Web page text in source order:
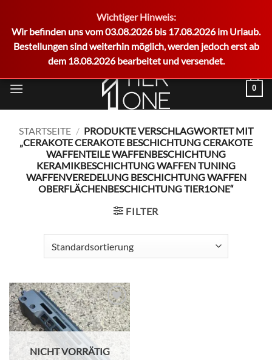
Wichtiger Hinweis:
Wir befinden uns vom 03.08.2026 bis 17.08.2026 im Urlaub.
Bestellungen sind weiterhin möglich, werden jedoch erst ab
dem 18.08.2026 bearbeitet und versendet.
Inhalt
0
STARTSEITE / PRODUKTE VERSCHLAGWORTET MIT
„CERAKOTE CERAKOTE BESCHICHTUNG CERAKOTE
WAFFENTEILE WAFFENBESCHICHTUNG
KERAMIKBESCHICHTUNG WAFFEN TUNING
WAFFENVEREDELUNG BESCHICHTUNG WAFFEN
OBERFLÄCHENBESCHICHTUNG TIER1ONE“
FILTER
Add to
wishlist
NICHT VORRÄTIG